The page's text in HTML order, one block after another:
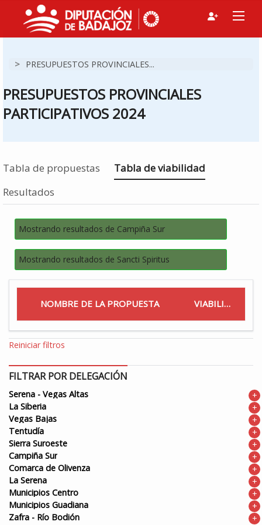
> PRESUPUESTOS PROVINCIALES...
PRESUPUESTOS PROVINCIALES
PARTICIPATIVOS 2024
Tabla de propuestas Estás en
Tabla de viabilidad
Resultados
Mostrando resultados de Campiña Sur
Mostrando resultados de Sancti Spiritus
NOMBRE DE LA PROPUESTA VIABILIDAD
Reiniciar filtros
FILTRAR POR DELEGACIÓN